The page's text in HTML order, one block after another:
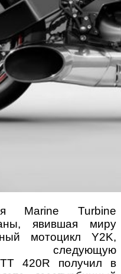
Marine Turbine
явившая миру
мотоцикл Y2K,
420R получил в